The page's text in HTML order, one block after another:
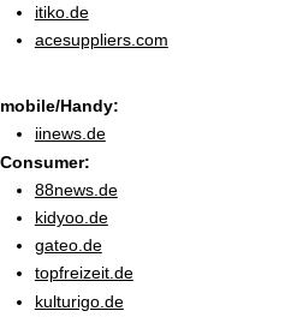
itiko.de
acesuppliers.com
mobile/Handy:
iinews.de
Consumer:
88news.de
kidyoo.de
gateo.de
topfreizeit.de
kulturigo.de